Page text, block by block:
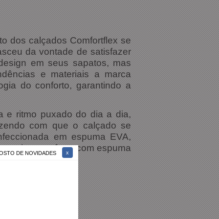
DE NOVIDADES
dos calçados Comfortflex se
da vontade de satisfazer
em seus sapatos, mas
e materiais a marca
do conforto, garantindo a
e ritmo puxado do dia a dia,
com que o calçado se
em espuma EVA,
forro com espuma